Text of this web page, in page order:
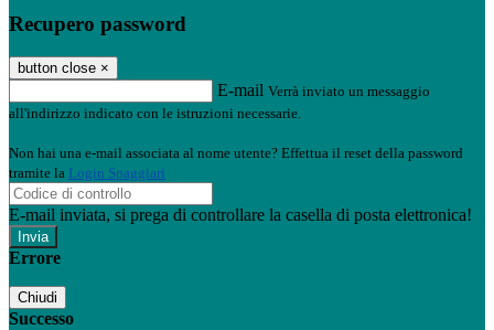
Recupero password
button close ×
E-mail Verrà inviato un messaggio
all'indirizzo indicato con le istruzioni necessarie.
Non hai una e-mail associata al nome utente? Effettua il reset della password
tramite la Login Spaggiari
E-mail inviata, si prega di controllare la casella di posta elettronica!
Errore
Chiudi
Successo